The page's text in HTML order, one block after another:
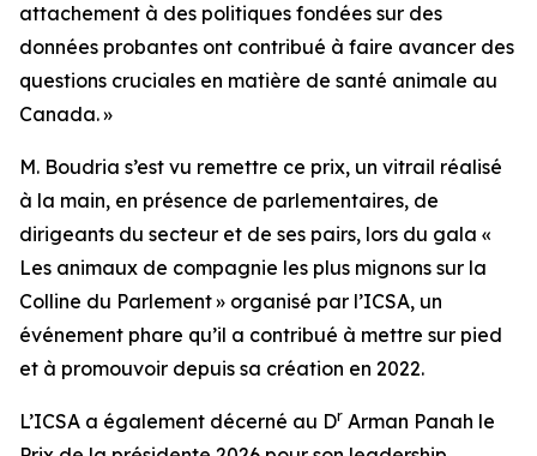
attachement à des politiques fondées sur des
données probantes ont contribué à faire avancer des
questions cruciales en matière de santé animale au
Canada. »
M. Boudria s’est vu remettre ce prix, un vitrail réalisé
à la main, en présence de parlementaires, de
dirigeants du secteur et de ses pairs, lors du gala «
Les animaux de compagnie les plus mignons sur la
Colline du Parlement » organisé par l’ICSA, un
événement phare qu’il a contribué à mettre sur pied
et à promouvoir depuis sa création en 2022.
L’ICSA a également décerné au Dr Arman Panah le